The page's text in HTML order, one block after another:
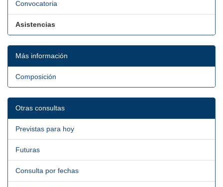
Convocatoria
Asistencias
Más información
Composición
Otras consultas
Previstas para hoy
Futuras
Consulta por fechas